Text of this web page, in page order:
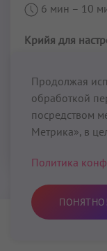
6 мин – 10
Крийя для
который можно
но только если
Продолжая
обработкой
посредством
Метрика», в
Политика
ПОНЯТНО!